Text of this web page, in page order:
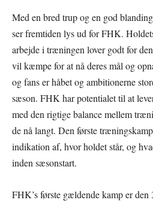
Med en bred trup og en god
ser fremtiden lys ud for FHK.
arbejde i træningen lover godt for
vil kæmpe for at nå deres mål og
og fans er håbet og ambitionerne
sæson. FHK har potentialet til at
med den rigtige balance mellem
de nå langt. Den første
indikation af, hvor holdet står, og
inden sæsonstart.
FHK’s første gældende kamp er den